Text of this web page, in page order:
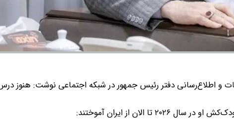
و اطلاع‌رسانی دفتر رئیس جمهور در شبکه اجتماعی نوشت: هنوز
از ایران آموختند: